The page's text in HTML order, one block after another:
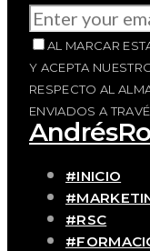
AL MARCAR
Y ACEPTA
RESPECTO AL
ENVIADOS A
#INICIO
#RSC